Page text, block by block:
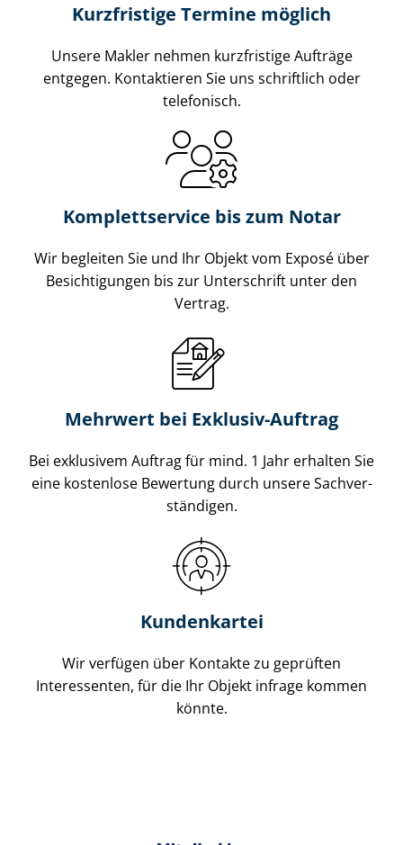
Kurzfristige Termine möglich
Unsere Makler nehmen kurzfristige Aufträge
entgegen. Kontaktieren Sie uns schriftlich oder
telefonisch.
Komplettservice bis zum Notar
Wir begleiten Sie und Ihr Objekt vom Exposé über
Besichtigungen bis zur Unterschrift unter den
Vertrag.
Mehrwert bei Exklusiv-Auftrag
Bei exklusivem Auftrag für mind. 1 Jahr erhalten Sie
eine kostenlose Bewertung durch unsere Sach­ver­
stän­di­gen.
Kundenkartei
Wir verfügen über Kontakte zu geprüften
Interessenten, für die Ihr Objekt infrage kommen
könnte.